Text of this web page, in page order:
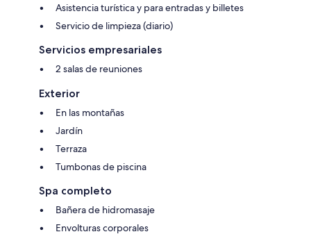
Asistencia turística y para entradas y billetes
Servicio de limpieza (diario)
Servicios empresariales
2 salas de reuniones
Exterior
En las montañas
Jardín
Terraza
Tumbonas de piscina
Spa completo
Bañera de hidromasaje
Envolturas corporales